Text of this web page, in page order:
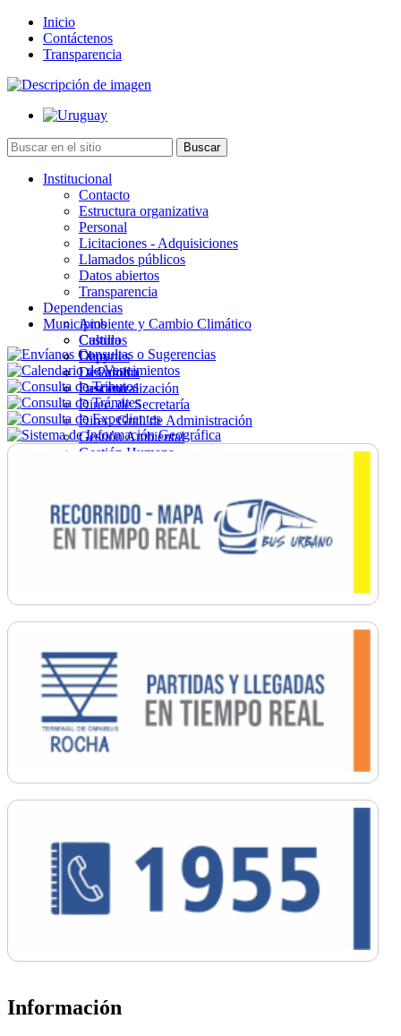
Inicio
Contáctenos
Transparencia
Institucional
Contacto
Estructura organizativa
Personal
Licitaciones - Adquisiciones
Llamados públicos
Datos abiertos
Transparencia
Dependencias
Ambiente y Cambio Climático
Cultura
Deportes
Desarrollo
Descentralización
Direc. de Secretaría
Direc. Gral. de Administración
Gestión Ambiental
Gestión Humana
Ordenamiento
Promoción Social
Salud
Secretaría General
Municipios
Castillos
Chuy
La Paloma
Lascano
Información